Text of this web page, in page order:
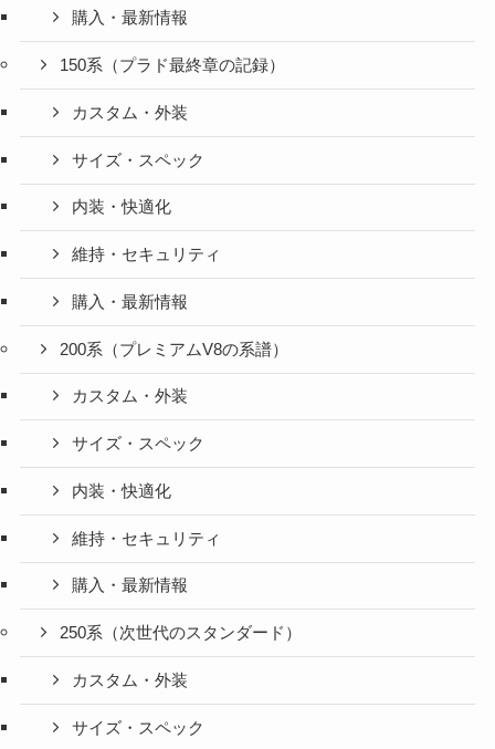
購入・最新情報
150系（プラド最終章の記録）
カスタム・外装
サイズ・スペック
内装・快適化
維持・セキュリティ
購入・最新情報
200系（プレミアムV8の系譜）
カスタム・外装
サイズ・スペック
内装・快適化
維持・セキュリティ
購入・最新情報
250系（次世代のスタンダード）
カスタム・外装
サイズ・スペック